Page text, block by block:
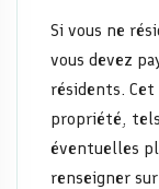
Si vous ne
vous devez
résidents.
propriété,
éventuelles
renseigner